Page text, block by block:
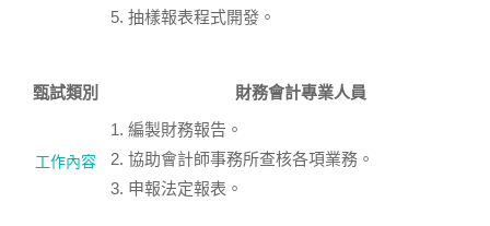
抽樣報表程式開發。
甄試類別 財務會計專業人員
工作內容
編製財務報告。
協助會計師事務所查核各項業務。
申報法定報表。